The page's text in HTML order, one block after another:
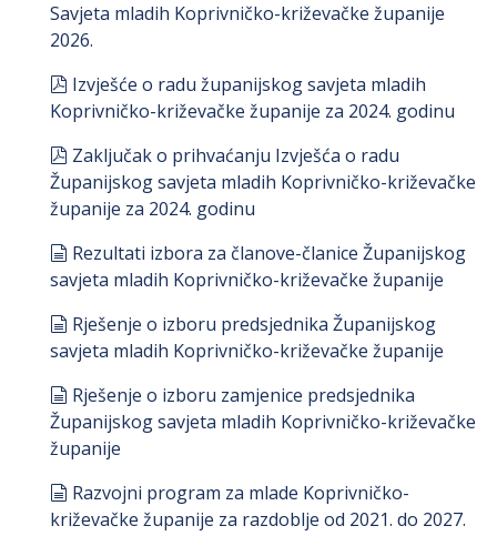
Savjeta mladih Koprivničko-križevačke županije
2026.
pdf
Izvješće o radu županijskog savjeta mladih
Koprivničko-križevačke županije za 2024. godinu
pdf
Zaključak o prihvaćanju Izvješća o radu
Županijskog savjeta mladih Koprivničko-križevačke
županije za 2024. godinu
document
Rezultati izbora za članove-članice Županijskog
savjeta mladih Koprivničko-križevačke županije
document
Rješenje o izboru predsjednika Županijskog
savjeta mladih Koprivničko-križevačke županije
document
Rješenje o izboru zamjenice predsjednika
Županijskog savjeta mladih Koprivničko-križevačke
županije
document
Razvojni program za mlade Koprivničko-
križevačke županije za razdoblje od 2021. do 2027.